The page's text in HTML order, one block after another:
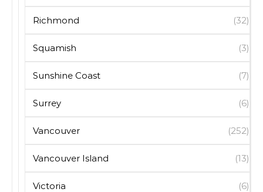
Richmond (32)
Squamish (3)
Sunshine Coast (7)
Surrey (6)
Vancouver (252)
Vancouver Island (13)
Victoria (6)